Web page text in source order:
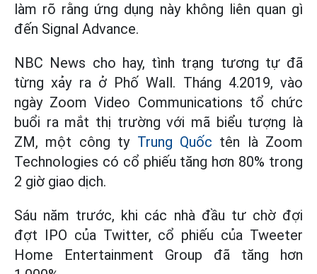
làm rõ rằng ứng dụng này không liên quan gì
đến Signal Advance.
NBC News cho hay, tình trạng tương tự đã
từng xảy ra ở Phố Wall. Tháng 4.2019, vào
ngày Zoom Video Communications tổ chức
buổi ra mắt thị trường với mã biểu tượng là
ZM, một công ty Trung Quốc tên là Zoom
Technologies có cổ phiếu tăng hơn 80% trong
2 giờ giao dịch.
Sáu năm trước, khi các nhà đầu tư chờ đợi
đợt IPO của Twitter, cổ phiếu của Tweeter
Home Entertainment Group đã tăng hơn